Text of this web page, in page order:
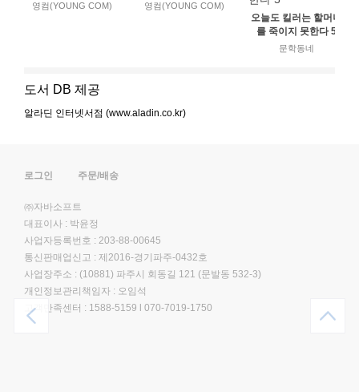
영컴(YOUNG COM) 영컴(YOUNG COM)
오늘도 킬러는 할머니
를 죽이지 못한다 5
문학동네
도서 DB 제공
알라딘 인터넷서점 (www.aladin.co.kr)
로그인 주문/배송
㈜자바소프트
대표이사 : 박윤정
사업자등록번호 : 203-88-00645
통신판매업신고 : 제2016-경기파주-0432호
사업장주소 : (10881) 파주시 회동길 121 (문발동 532-3)
개인정보관리책임자 : 오임석
고객만족센터 : 1588-5159 070-7019-1750